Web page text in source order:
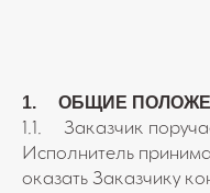
1. ОБЩИЕ
1.1. Заказчик
Исполнитель
оказать Заказчику